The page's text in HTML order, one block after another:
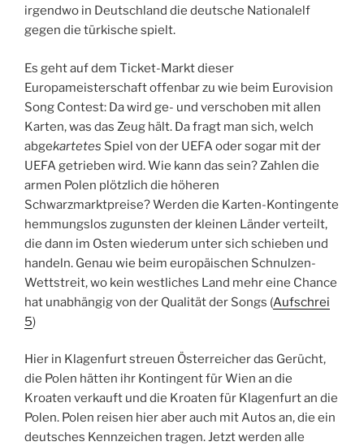
irgendwo in Deutschland die deutsche Nationalelf
gegen die türkische spielt.
Es geht auf dem Ticket-Markt dieser
Europameisterschaft offenbar zu wie beim Eurovision
Song Contest: Da wird ge- und verschoben mit allen
Karten, was das Zeug hält. Da fragt man sich, welch
abgekartetes Spiel von der UEFA oder sogar mit der
UEFA getrieben wird. Wie kann das sein? Zahlen die
armen Polen plötzlich die höheren
Schwarzmarktpreise? Werden die Karten-Kontingente
hemmungslos zugunsten der kleinen Länder verteilt,
die dann im Osten wiederum unter sich schieben und
handeln. Genau wie beim europäischen Schnulzen-
Wettstreit, wo kein westliches Land mehr eine Chance
hat unabhängig von der Qualität der Songs (Aufschrei
5)
Hier in Klagenfurt streuen Österreicher das Gerücht,
die Polen hätten ihr Kontingent für Wien an die
Kroaten verkauft und die Kroaten für Klagenfurt an die
Polen. Polen reisen hier aber auch mit Autos an, die ein
deutsches Kennzeichen tragen. Jetzt werden alle